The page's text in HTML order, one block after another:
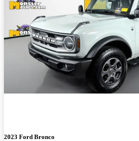
2023 Ford Bronco